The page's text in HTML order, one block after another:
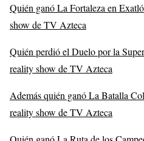
Quién ganó La Fortaleza en
show de TV Azteca
Quién perdió el Duelo por la
reality show de TV Azteca
Además quién ganó La Batalla
reality show de TV Azteca